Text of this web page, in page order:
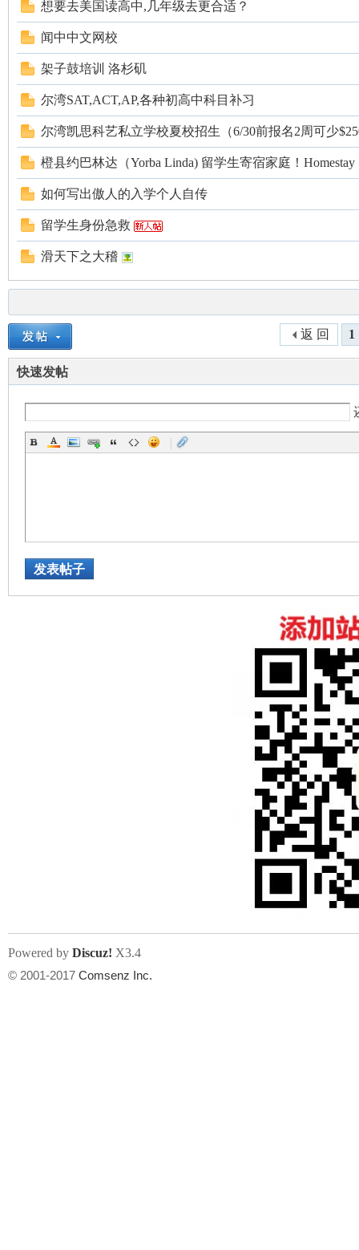
想要去美国读高中,几年级去更合适？
闻中中文网校
架子鼓培训 洛杉矶
尔湾SAT,ACT,AP,各种初高中科目补习
尔湾凯思科艺私立学校夏校招生（6/30前报名2周可少
橙县约巴林达（Yorba Linda) 留学生寄宿家庭！Homestay
如何写出傲人的入学个人自传
留学生身份急救
滑天下之大稽
1
返 回
快速发帖
|
发表帖子
Powered by Discuz! X3.4
© 2001-2017 Comsenz Inc.